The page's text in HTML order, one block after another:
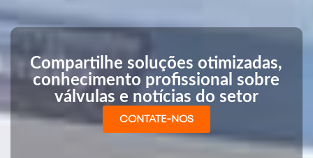
Compartilhe soluções otimizadas,
conhecimento profissional sobre
válvulas e notícias do setor
CONTATE-NOS